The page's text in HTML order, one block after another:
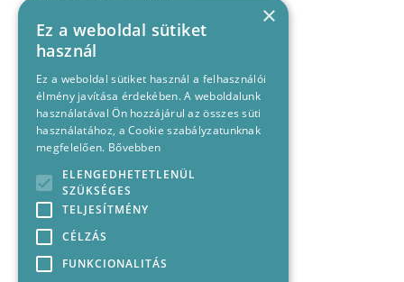
×
Ez a weboldal sütiket
használ
Ez a weboldal sütiket használ a felhasználói
élmény javítása érdekében. A weboldalunk
használatával Ön hozzájárul az összes süti
használatához, a Cookie szabályzatunknak
megfelelően. Bővebben
ELENGEDHETETLENÜL
SZÜKSÉGES
TELJESÍTMÉNY
CÉLZÁS
FUNKCIONALITÁS